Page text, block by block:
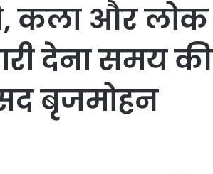
कला और लोक
देना समय की
बृजमोहन